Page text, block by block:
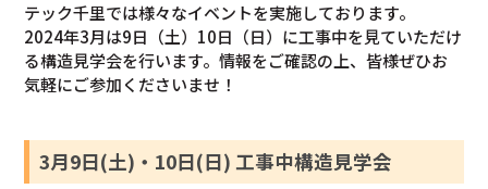
テック千里では様々なイベントを実施しております。
2024年3月は9日（土）10日（日）に工事中を見ていただけ
る構造見学会を行います。情報をご確認の上、皆様ぜひお
気軽にご参加くださいませ！
3月9日(土)・10日(日) 工事中構造見学会